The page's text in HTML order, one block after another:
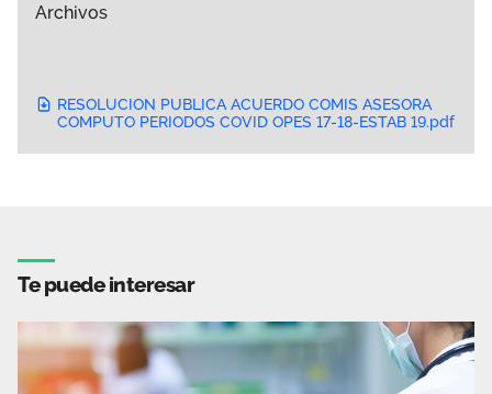
Archivos
RESOLUCION PUBLICA ACUERDO COMIS ASESORA
COMPUTO PERIODOS COVID OPES 17-18-ESTAB 19.pdf
Te puede interesar